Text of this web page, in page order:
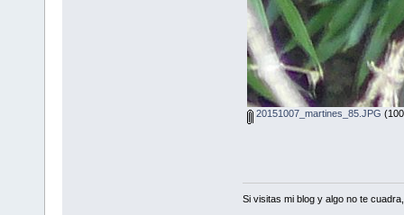
20151007_martines_85.JPG
Si visitas mi blog y algo no te